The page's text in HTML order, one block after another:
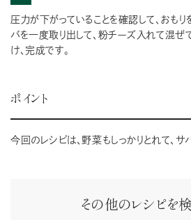
圧力が下がっていることを確認して、おもり
バを一度取り出して、粉チーズ入れて混ぜ
け、完成です。
ポイント
今回のレシピは、野菜もしっかりとれて、サ
その他のレシピを